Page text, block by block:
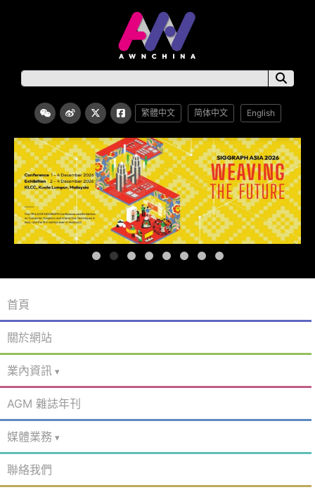
繁體中文 简体中文 English
首頁
關於網站
業內資訊
AGM 雜誌年刊
媒體業務
聯絡我們